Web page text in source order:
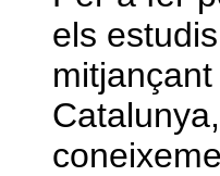
els